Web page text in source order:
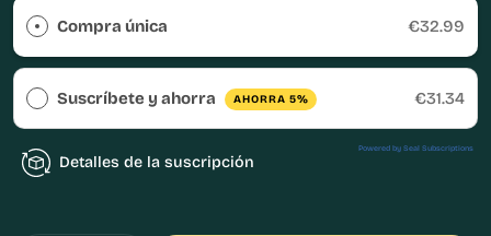
Compra única €32.99
Suscríbete y ahorra AHORRA 5% €31.34
Powered by Seal Subscriptions
Detalles de la suscripción